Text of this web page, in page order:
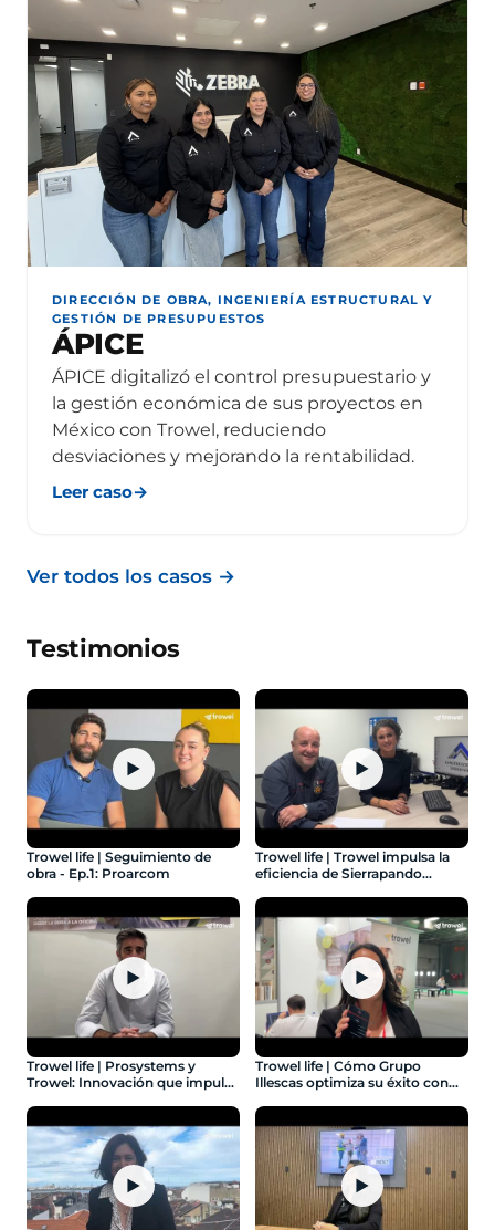
DIRECCIÓN DE OBRA, INGENIERÍA ESTRUCTURAL Y
GESTIÓN DE PRESUPUESTOS
ÁPICE
ÁPICE digitalizó el control presupuestario y
la gestión económica de sus proyectos en
México con Trowel, reduciendo
desviaciones y mejorando la rentabilidad.
Leer caso→
Ver todos los casos →
Testimonios
▶
Trowel life | Seguimiento de
obra - Ep.1: Proarcom
▶
Trowel life | Trowel impulsa la
eficiencia de Sierrapando
Sierrapando
▶
Trowel life | Prosystems y
Trowel: Innovación que impulsa
▶
Trowel life | Cómo Grupo
Illescas optimiza su éxito con
▶ ▶